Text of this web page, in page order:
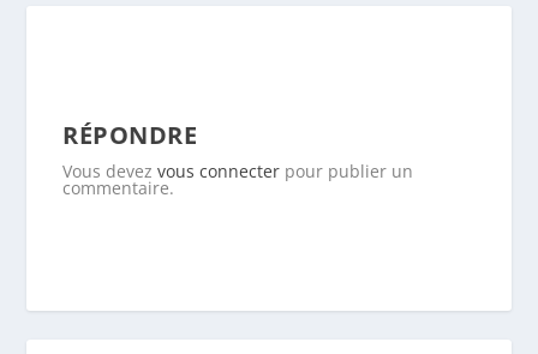
RÉPONDRE
Vous devezvous connecter pour publier un
commentaire.